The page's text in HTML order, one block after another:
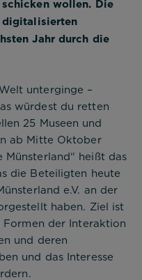
wollen. Die
digitalisierten
Jahr durch die
unterginge –
würdest du retten
25 Museen und
ab Mitte Oktober
Münsterland“ heißt das
die Beteiligten heute
e.V. an der
haben. Ziel ist
Formen der Interaktion
und deren
und das Interesse